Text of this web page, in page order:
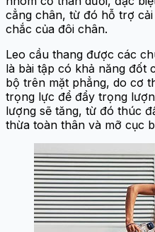
cẳng chân, từ đó hỗ trợ
chắc của đôi chân.
Leo cầu thang được các
là bài tập có khả năng đốt
bộ trên mặt phẳng, do cơ
trọng lực để đẩy trọng
lượng sẽ tăng, từ đó thúc
thừa toàn thân và mỡ cục